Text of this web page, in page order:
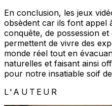
En conclusion, les jeux
obsèdent car ils font appel
conquête, de possession
permettent de vivre des
monde réel tout en
naturelles et faisant ainsi
pour notre insatiable soif
L'AUTEUR